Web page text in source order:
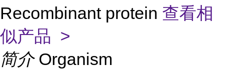
Recombinant protein 查看相
似产品 >
简介 Organism